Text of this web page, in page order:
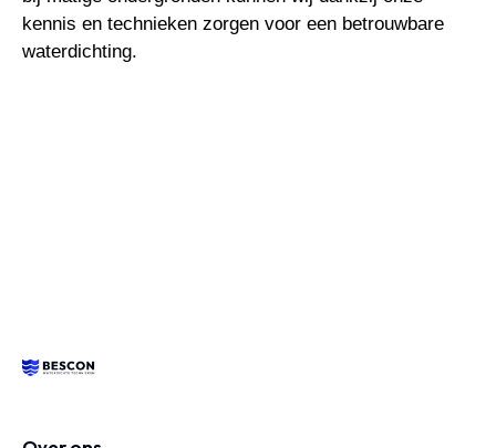
kennis en technieken zorgen voor een betrouwbare
waterdichting.